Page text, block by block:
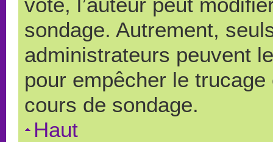
sondage. Autrement,
administrateurs peuvent
pour empêcher le
cours de sondage.
Haut